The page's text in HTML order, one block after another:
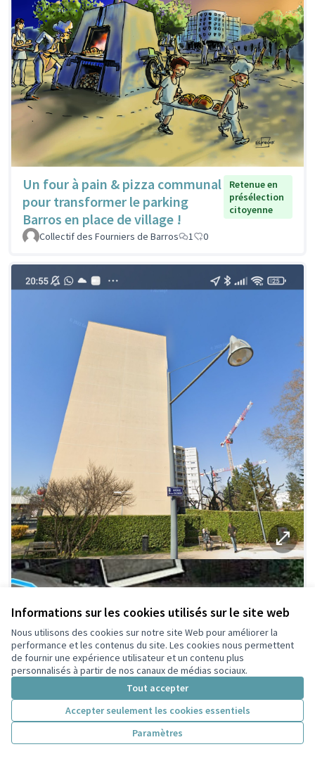
Informations sur les cookies utilisés sur le site web
Nous utilisons des cookies sur notre site Web pour améliorer la
performance et les contenus du site. Les cookies nous permettent
de fournir une expérience utilisateur et un contenu plus
personnalisés à partir de nos canaux de médias sociaux.
Tout accepter
Accepter seulement les cookies essentiels
Paramètres
Un four à pain & pizza communal
pour transformer le parking
Barros en place de village !
Retenue en
présélection
citoyenne
Collectif des Fourniers de Barros 1 0